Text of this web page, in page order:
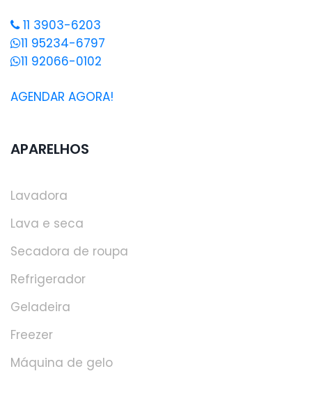
11 3903-6203
11 95234-6797
11 92066-0102
AGENDAR AGORA!
APARELHOS
Lavadora
Lava e seca
Secadora de roupa
Refrigerador
Geladeira
Freezer
Máquina de gelo